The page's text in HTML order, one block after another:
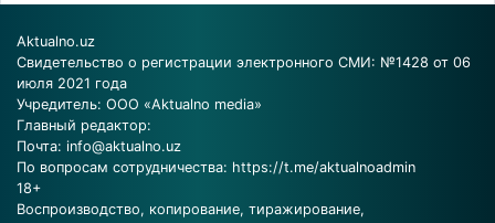
Aktualno.uz
Свидетельство о регистрации электронного СМИ: №1428 от 06
июля 2021 года
Учредитель: ООО «Aktualno media»
Главный редактор:
Почта: info@aktualno.uz
По вопросам сотрудничества: https://t.me/aktualnoadmin
18+
Воспроизводство, копирование, тиражирование,